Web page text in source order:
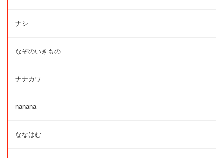
ナシ
なぞのいきもの
ナナカワ
nanana
ななはむ